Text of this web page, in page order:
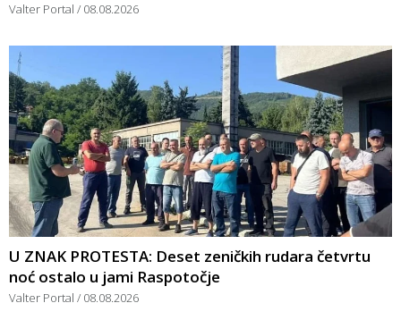
Valter Portal 08.08.2026
U ZNAK PROTESTA: Deset zeničkih rudara četvrtu
noć ostalo u jami Raspotočje
Valter Portal 08.08.2026